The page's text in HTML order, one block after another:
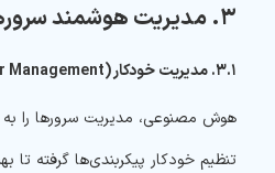
۳. مدیریت هوشمند سرورهای بازی
۳.۱. مدیریت خودکار (Autonomous Server Management)
هوش مصنوعی، مدیریت سرورها را
تنظیم خودکار پیکربندی‌ها گرفته تا